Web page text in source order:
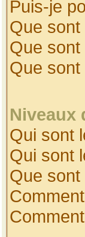
Puis-je
Que sont
Que
Que
Niveaux
Qui sont
Qui sont
Que